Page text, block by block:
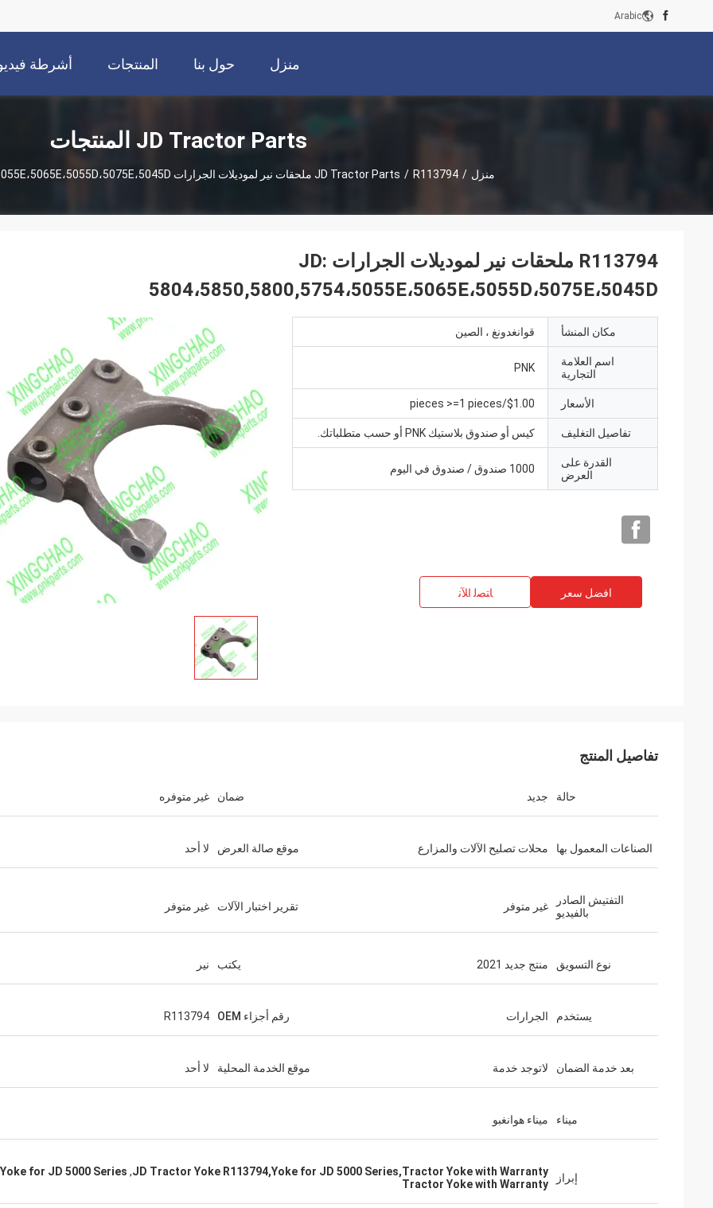
Arabic
منزل حول بنا المنتجات أشرطة
JD Tractor Parts المنتجات
منزل /
JD Tractor Parts / R113794 ملحقات نير لموديلات الجرارات JD: 5804،5850,5800,5754،5055E،5065E،5055D،5075E،5045D
R113794 ملحقات نير لموديلات الجرارات JD:
5804،5850,5800,5754،5055E،5065E،5055D،5075E،5045D
مكان المنشأ قوانغدونغ ، الصين
اسم العلامة
التجارية
PNK
الأسعار $1.00/pieces >=1 pieces
تفاصيل التغليف كيس أو صندوق بلاستيك PNK أو حسب متطلباتك.
القدرة على
العرض
1000 صندوق / صندوق في اليوم
افضل سعر ﺎﺘﺼﻟ ﺍﻶﻧ
تفاصيل المنتج
حالة جديد ضمان غير متوفره
الصناعات المعمول بها محلات تصليح الآلات والمزارع موقع صالة العرض لا أحد
التفتيش الصادر
بالفيديو
غير متوفر تقرير اختبار الآلات غير متوفر
نوع التسويق منتج جديد 2021 يكتب نير
يستخدم الجرارات رقم أجزاء OEM R113794
بعد خدمة الضمان لاتوجد خدمة موقع الخدمة المحلية لا أحد
ميناء ميناء هوانغبو
إبراز JD Tractor Yoke R113794,Yoke for JD 5000 Series,Tractor Yoke with Warranty
,
Yoke for JD 5000 Series
Tractor Yoke with Warranty